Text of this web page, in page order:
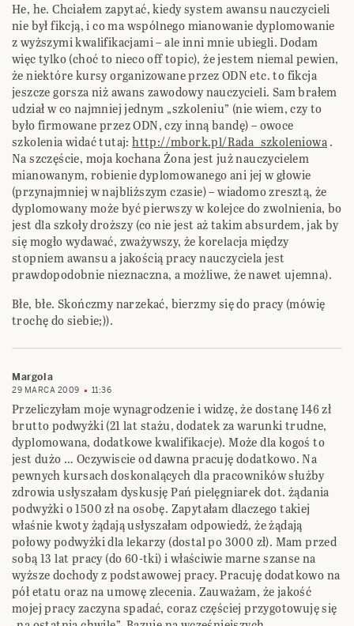
He, he. Chciałem zapytać, kiedy system awansu nauczycieli
nie był fikcją, i co ma wspólnego mianowanie dyplomowanie
z wyższymi kwalifikacjami – ale inni mnie ubiegli. Dodam
więc tylko (choć to nieco off topic), że jestem niemal pewien,
że niektóre kursy organizowane przez ODN etc. to fikcja
jeszcze gorsza niż awans zawodowy nauczycieli. Sam brałem
udział w co najmniej jednym „szkoleniu” (nie wiem, czy to
było firmowane przez ODN, czy inną bandę) – owoce
szkolenia widać tutaj:http://mbork.pl/Rada_szkoleniowa.
Na szczęście, moja kochana Żona jest już nauczycielem
mianowanym, robienie dyplomowanego ani jej w głowie
(przynajmniej w najbliższym czasie) – wiadomo zresztą, że
dyplomowany może być pierwszy w kolejce do zwolnienia, bo
jest dla szkoły droższy (co nie jest aż takim absurdem, jak by
się mogło wydawać, zważywszy, że korelacja między
stopniem awansu a jakością pracy nauczyciela jest
prawdopodobnie nieznaczna, a możliwe, że nawet ujemna).
Błe, błe. Skończmy narzekać, bierzmy się do pracy (mówię
trochę do siebie;)).
Margola
29 MARCA 2009 11:36
Przeliczyłam moje wynagrodzenie i widzę, że dostanę 146 zł
brutto podwyżki (21 lat stażu, dodatek za warunki trudne,
dyplomowana, dodatkowe kwalifikacje). Może dla kogoś to
jest dużo … Oczywiscie od dawna pracuję dodatkowo. Na
pewnych kursach doskonalących dla pracowników służby
zdrowia usłyszałam dyskusję Pań pielęgniarek dot. żądania
podwyżki o 1500 zł na osobę. Zapytałam dlaczego takiej
właśnie kwoty żądają usłyszałam odpowiedź, że żądają
połowy podwyżki dla lekarzy (dostal po 3000 zł). Mam przed
sobą 13 lat pracy (do 60-tki) i właściwie marne szanse na
wyższe dochody z podstawowej pracy. Pracuję dodatkowo na
pół etatu oraz na umowę zlecenia. Zauważam, że jakość
mojej pracy zaczyna spadać, coraz częściej przygotowuję się